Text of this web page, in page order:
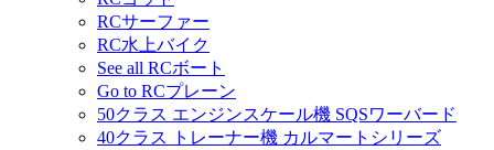
RCサーファー
RC水上バイク
See all RCボート
Go to RCプレーン
50クラス エンジンスケール機 SQSワーバード
40クラス トレーナー機 カルマートシリーズ